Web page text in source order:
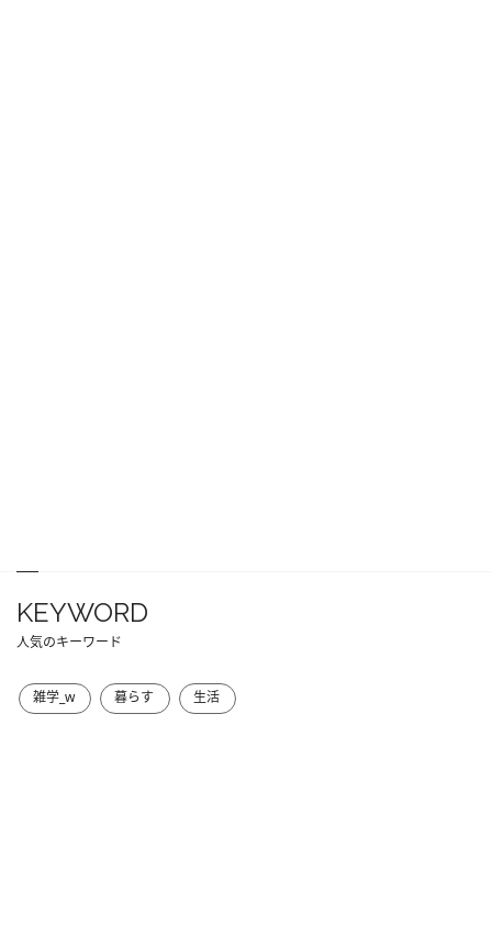
KEYWORD
人気のキーワード
雑学_w 暮らす 生活